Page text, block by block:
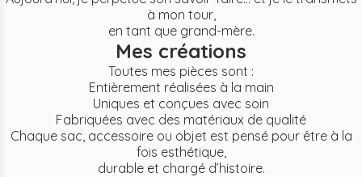
à mon tour,
en tant que grand-mère.
Mes créations
Toutes mes pièces sont :
Entièrement réalisées à la main
Uniques et conçues avec soin
Fabriquées avec des matériaux de qualité
Chaque sac, accessoire ou objet est pensé pour être à la
fois esthétique,
durable et chargé d’histoire.